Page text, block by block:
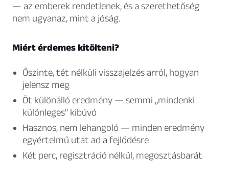
— az emberek rendetlenek, és a szerethetőség
nem ugyanaz, mint a jóság.
Miért érdemes kitölteni?
Őszinte, tét nélküli visszajelzés arról, hogyan
jelensz meg
Öt különálló eredmény — semmi „mindenki
különleges" kibúvó
Hasznos, nem lehangoló — minden eredmény
egyértelmű utat ad a fejlődésre
Két perc, regisztráció nélkül, megosztásbarát